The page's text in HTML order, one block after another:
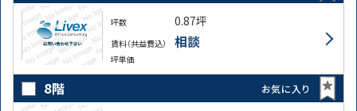
坪数 0.87坪
賃料（共益費込） 相談
坪単価
8階 お気に入り